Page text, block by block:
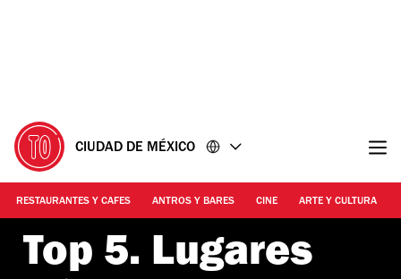
CIUDAD DE MÉXICO
RESTAURANTES Y CAFES ANTROS Y BARES CINE ARTE Y CULTURA
Top 5. Lugares